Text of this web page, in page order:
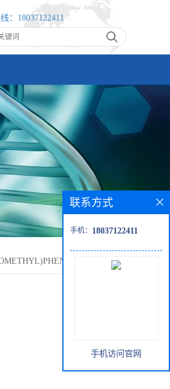
： 18037122411
联系方式
手机： 18037122411
手机访问官网